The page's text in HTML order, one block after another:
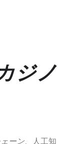
ジノ
ーン、人工知